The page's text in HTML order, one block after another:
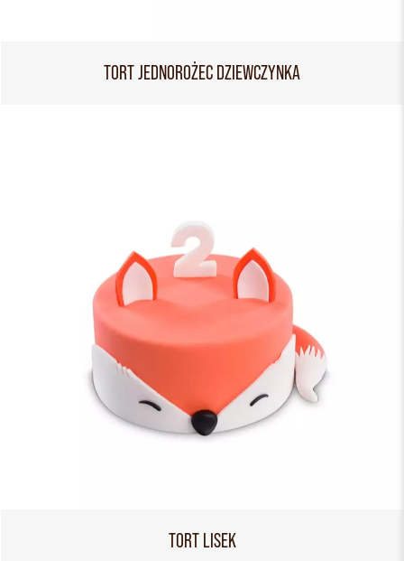
TORT JEDNOROŻEC DZIEWCZYNKA
TORT LISEK